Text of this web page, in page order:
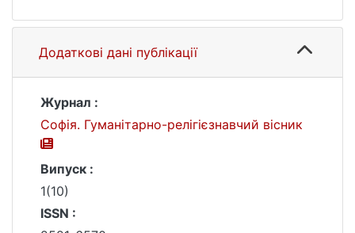
Додаткові дані публікації
Журнал :
Софія. Гуманітарно-релігієзнавчий вісник
Випуск :
1(10)
ISSN :